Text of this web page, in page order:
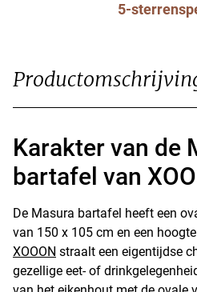
5-
Karakter van de
bartafel van
De Masura bartafel heeft een
van 150 x 105 cm en een
XOOON straalt een eigentijdse
gezellige eet- of